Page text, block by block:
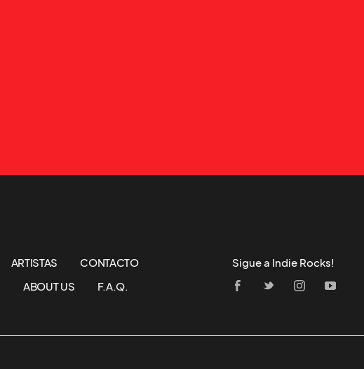
ARTISTAS
CONTACTO
ABOUT US F.A.Q.
Sigue a Indie Rocks!